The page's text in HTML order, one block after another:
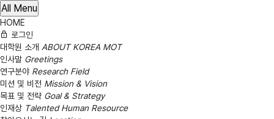
All Menu
HOME
로그인
대학원 소개 ABOUT KOREA MOT
인사말 Greetings
연구분야 Research Field
미션 및 비전 Mission & Vision
목표 및 전략 Goal & Strategy
인재상 Talented Human Resource